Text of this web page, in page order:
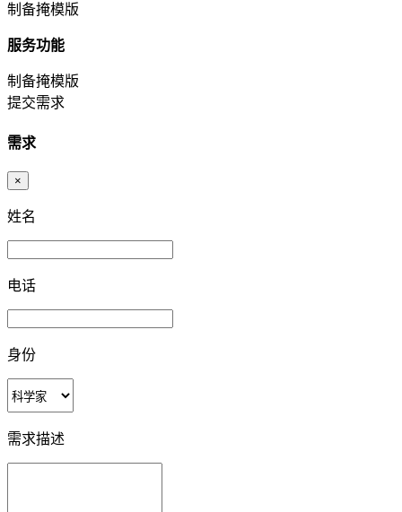
制备掩模版
服务功能
制备掩模版
提交需求
需求
×
姓名
电话
身份
需求描述